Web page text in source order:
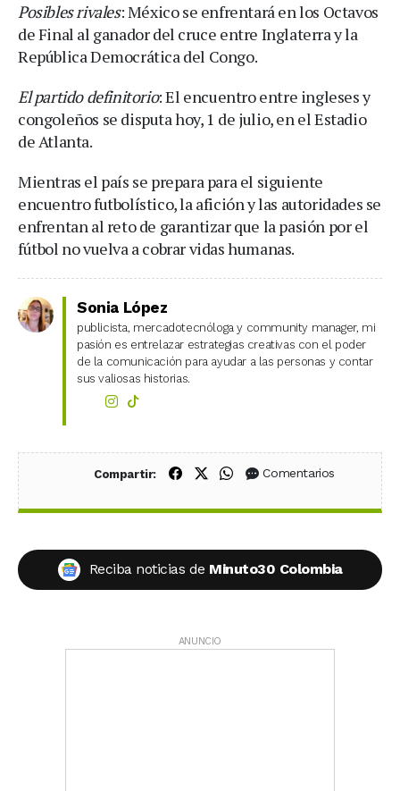
Posibles rivales: México se enfrentará en los Octavos
de Final al ganador del cruce entre Inglaterra y la
República Democrática del Congo.
El partido definitorio: El encuentro entre ingleses y
congoleños se disputa hoy, 1 de julio, en el Estadio
de Atlanta.
Mientras el país se prepara para el siguiente
encuentro futbolístico, la afición y las autoridades se
enfrentan al reto de garantizar que la pasión por el
fútbol no vuelva a cobrar vidas humanas.
Sonia López
publicista, mercadotecnóloga y community manager, mi
pasión es entrelazar estrategias creativas con el poder
de la comunicación para ayudar a las personas y contar
sus valiosas historias.
Compartir: Compartir en Facebook
Compartir en X (Twitter)
Compartir en WhatsApp
Comentarios
Reciba noticias de Minuto30 Colombia
ANUNCIO